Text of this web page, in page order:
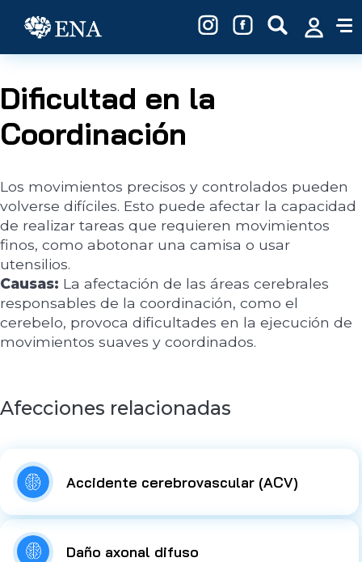
Dificultad en la
Coordinación
Los movimientos precisos y controlados pueden
volverse difíciles. Esto puede afectar la capacidad
de realizar tareas que requieren movimientos
finos, como abotonar una camisa o usar
utensilios.
Causas: La afectación de las áreas cerebrales
responsables de la coordinación, como el
cerebelo, provoca dificultades en la ejecución de
movimientos suaves y coordinados.
Afecciones relacionadas
Accidente cerebrovascular (ACV)
Daño axonal difuso